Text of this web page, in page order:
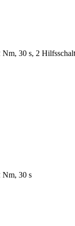
30 s, 2
Nm, 30 s